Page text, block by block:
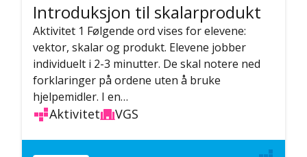
Introduksjon til skalarprodukt
Aktivitet 1 Følgende ord vises for elevene:
vektor, skalar og produkt. Elevene jobber
individuelt i 2-3 minutter. De skal notere ned
forklaringer på ordene uten å bruke
hjelpemidler. I en…
Aktivitet VGS